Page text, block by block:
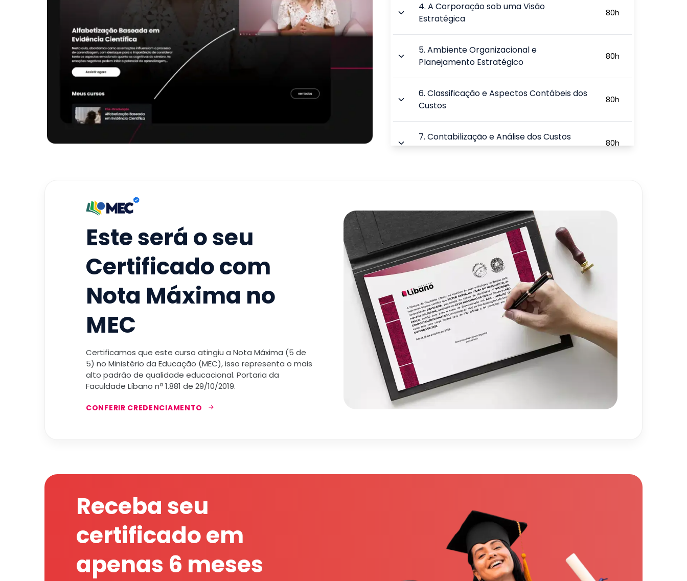
4.A Corporação sob uma Visão
Estratégica
80h
5.Ambiente Organizacional e
Planejamento Estratégico
80h
6.Classificação e Aspectos Contábeis dos
Custos
80h
7.Contabilização e Análise dos Custos
Empresariais
80h
Técnicas de Avaliação Econômica
TOTAL:
Este será o seu
Certificado com
Nota Máxima no
MEC
Certificamos que este curso atingiu a Nota Máxima (5 de
5) no Ministério da Educação (MEC), isso representa o mais
alto padrão de qualidade educacional. Portaria da
Faculdade Líbano nª 1.881 de 29/10/2019.
CONFERIR CREDENCIAMENTO
Receba seu
certificado em
apenas 6 meses